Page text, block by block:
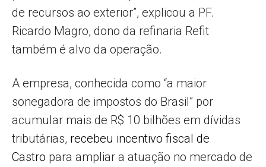
de recursos ao exterior”, explicou a PF.
Ricardo Magro, dono da refinaria Refit
também é alvo da operação.
A empresa, conhecida como “a maior
sonegadora de impostos do Brasil” por
acumular mais de R$ 10 bilhões em dívidas
tributárias, recebeu incentivo fiscal de
Castro para ampliar a atuação no mercado de